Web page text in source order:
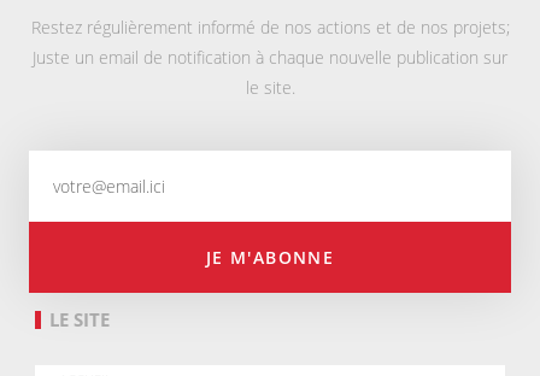
Restez régulièrement informé de nos actions et de nos projets;
Juste un email de notification à chaque nouvelle publication sur
le site.
JE M'ABONNE
LE SITE